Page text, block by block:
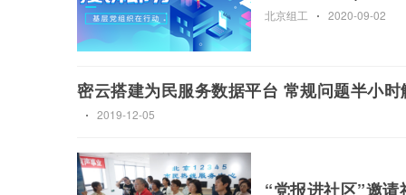
北京组工 2020-09-02
密云搭建为民服务数据平台 常规问题半小时
2019-12-05
“党报进社区”邀